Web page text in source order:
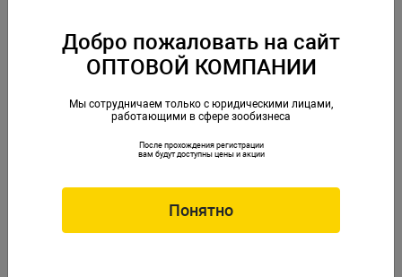
Компрессор OXYBOOST 100 plus
Добро пожаловать на сайт
ОПТОВОЙ КОМПАНИИ
Мы сотрудничаем только с юридическими лицами,
работающими в сфере зообизнеса
После прохождения регистрации
вам будут доступны цены и акции
Понятно